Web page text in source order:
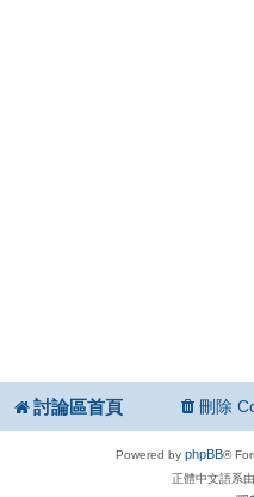
討論區首頁 刪除
Powered by phpBB®
正體中文語系由